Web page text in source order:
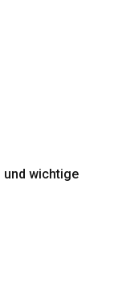
und wichtige